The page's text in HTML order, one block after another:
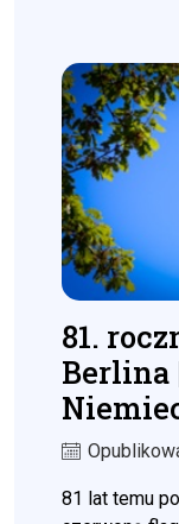
81.
Berlina
81 lat temu